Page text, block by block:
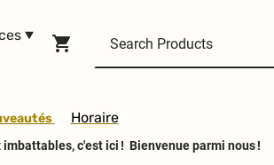
Horaire
imbattables, c'est ici ! Bienvenue parmi nous !